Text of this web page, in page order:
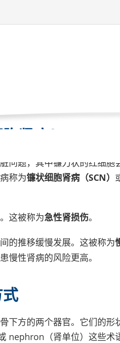
脏疾病
肾病？
问题，其中镰刀状的红细
称为镰状细胞肾病（SCN）
这被称为急性肾损伤。
的推移缓慢发展。这被称为
慢性肾病的风险更高。
下方的两个器官。它们的
nephron（肾单位）这些术